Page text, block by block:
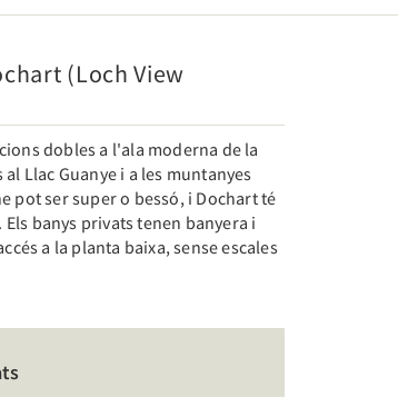
(Loch View
dobles a l'ala moderna de la
al Llac Guanye i a les muntanyes
pot ser super o bessó, i Dochart té
banys privats tenen banyera i
a la planta baixa, sense escales